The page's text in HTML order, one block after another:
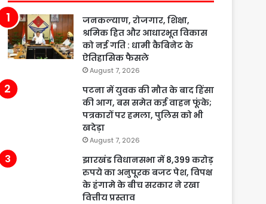
जनकल्याण, रोजगार, शिक्षा,
श्रमिक हित और आधारभूत विकास
को नई गति : धामी कैबिनेट के
ऐतिहासिक फैसले
August 7, 2026
पटना में युवक की मौत के बाद हिंसा
की आग, बस समेत कई वाहन फूंके;
पत्रकारों पर हमला, पुलिस को भी
खदेड़ा
August 7, 2026
झारखंड विधानसभा में 8,399 करोड़
रुपये का अनुपूरक बजट पेश, विपक्ष
के हंगामे के बीच सरकार ने रखा
वित्तीय प्रस्ताव